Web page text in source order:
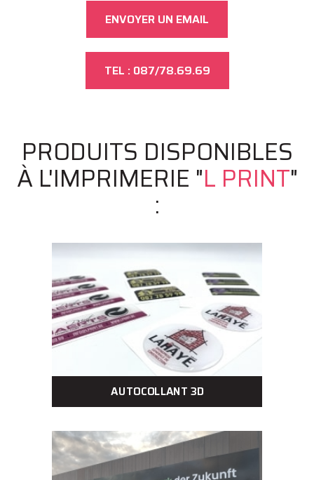
ENVOYER UN EMAIL
TEL : 087/78.69.69
PRODUITS DISPONIBLES
À L'IMPRIMERIE "L PRINT"
:
AUTOCOLLANT 3D